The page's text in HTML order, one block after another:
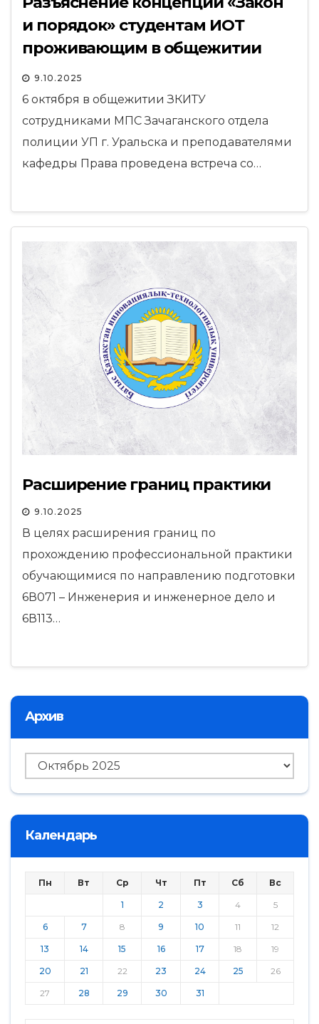
и порядок» студентам ИОТ
проживающим в общежитии
ЗКИТУ
9.10.2025
6 октября в общежитии ЗКИТУ
сотрудниками МПС Зачаганского отдела
полиции УП г. Уральска и преподавателями
кафедры Права проведена встреча со…
Расширение границ практики
9.10.2025
В целях расширения границ по
прохождению профессиональной практики
обучающимися по направлению подготовки
6В071 – Инженерия и инженерное дело и
6В113…
Архив
Архив
Календарь
Пн Вт Ср Чт Пт Сб Вс
1 2 3 4 5
6 7 8 9 10 11 12
13 14 15 16 17 18 19
20 21 22 23 24 25 26
27 28 29 30 31